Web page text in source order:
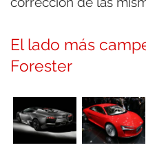
El lado más
Forester